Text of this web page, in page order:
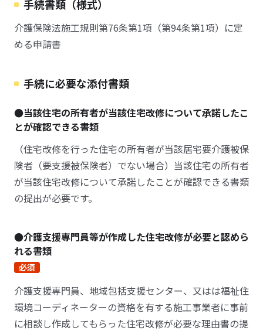
手続書類（様式）
介護保険法施工規則第76条第1項（第94条第1項）に定
める申請書
手続に必要な添付書類
●当該住宅の所有者が当該住宅改修について承諾したこ
とが確認できる書類
（住宅改修を行った住宅の所有者が当該居宅要介護被保
険者（要支援被保険者）でない場合）当該住宅の所有者
が当該住宅改修について承諾したことが確認できる書類
の提出が必要です。
●介護支援専門員等が作成した住宅改修が必要と認めら
れる書類
必須
介護支援専門員、地域包括支援センター、又はは福祉住
環境コーディネーターの資格を有する施工事業者に事前
に相談し作成してもらった住宅改修が必要な理由書の提